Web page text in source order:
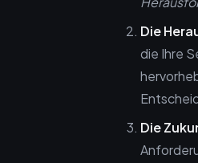
Die
die Ihre
Die